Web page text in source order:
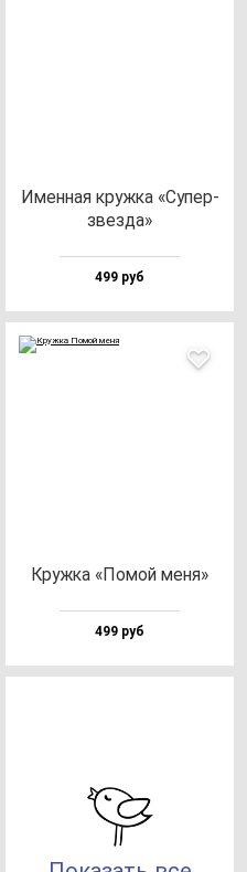
Имен­ная круж­ка «Супер­
звез­да»
499 руб
Круж­ка «Помой ме­ня»
499 руб